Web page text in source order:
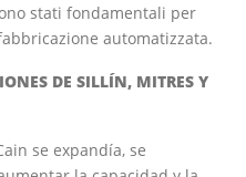
stati fondamentali per
automatizzata.
DE SILLÍN, MITRES Y
se expandía, se